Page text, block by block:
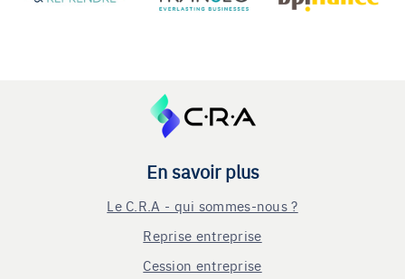
En savoir plus
Le C.R.A - qui sommes-nous ?
Reprise entreprise
Cession entreprise